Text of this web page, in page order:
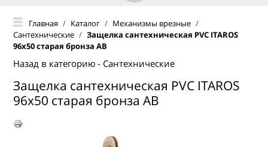
ГЛАВНАЯ
КАТАЛОГ
О КОМПАНИИ
ОПТОВЫМ ПОКУПАТЕЛЯМ
ГДЕ КУПИТЬ
Главная / Каталог / Механизмы врезные /
Сантехнические / Защелка сантехническая PVC ITAROS
96х50 старая бронза АВ
Назад в категорию - Сантехнические
Защелка сантехническая PVC ITAROS
96х50 старая бронза АВ